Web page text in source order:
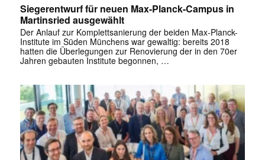
✕
Siegerentwurf für neuen Max-Planck-Campus in
Martinsried ausgewählt
Der Anlauf zur Komplettsanierung der beiden Max-Planck-
Institute im Süden Münchens war gewaltig: bereits 2018
hatten die Überlegungen zur Renovierung der in den 70er
Jahren gebauten Institute begonnen, …